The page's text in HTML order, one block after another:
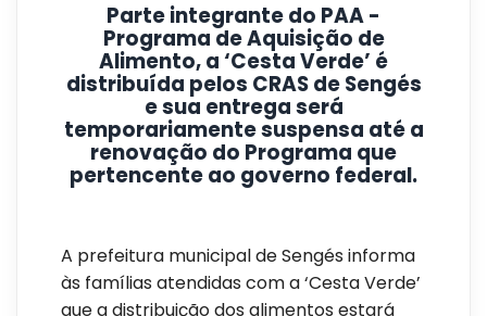
Parte integrante do PAA -
Programa de Aquisição de
Alimento, a ‘Cesta Verde’ é
distribuída pelos CRAS de Sengés
e sua entrega será
temporariamente suspensa até a
renovação do Programa que
pertencente ao governo federal.
A prefeitura municipal de Sengés informa
às famílias atendidas com a ‘Cesta Verde’
que a distribuição dos alimentos estará